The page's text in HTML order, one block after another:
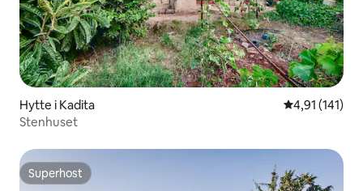
Hytte i Kadita 4,91 ud af 5 i
4,91 (141)
Stenhuset
Superhost
Superhost